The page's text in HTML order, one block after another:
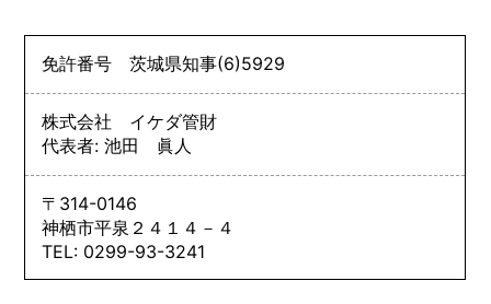
免許番号茨城県知事(6)5929
株式会社 イケダ管財
代表者: 池田 眞人
〒314-0146
神栖市平泉２４１４－４
TEL: 0299-93-3241